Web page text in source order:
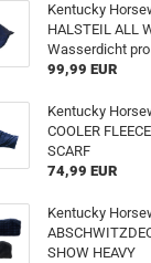
Samshield H/
Samshield H/
Kentucky
HALSTEIL ALL
Wasserdicht
99,99 EUR
Kentucky
COOLER
SCARF
74,99 EUR
Kentucky
SHOW HEAVY